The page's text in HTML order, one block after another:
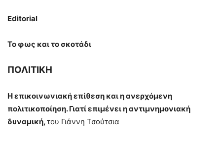
Editorial
Το φως και το σκοτάδι
ΠΟΛΙΤΙΚΗ
Η επικοινωνιακή επίθεση και η ανερχόμενη
πολιτικοποίηση. Γιατί επιμένει η αντιμνημονιακή
δυναμική,του Γιάννη Τσούτσια